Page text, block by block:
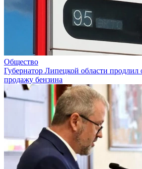
Общество
Губернатор Липецкой области продлил
продажу бензина